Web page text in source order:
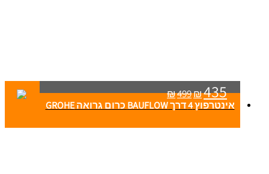
₪499₪435
אינטרפוץ 4 דרך BAUFLOW כרום גרואה GROHE